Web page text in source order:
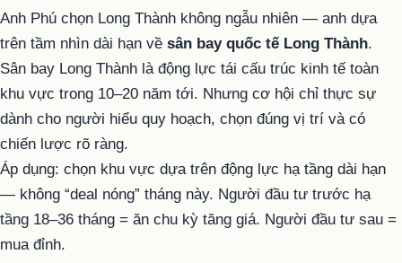
Anh Phú chọn Long Thành không ngẫu nhiên — anh dựa
trên tầm nhìn dài hạn về sân bay quốc tế Long Thành.
Sân bay Long Thành là động lực tái cấu trúc kinh tế toàn
khu vực trong 10–20 năm tới. Nhưng cơ hội chỉ thực sự
dành cho người hiểu quy hoạch, chọn đúng vị trí và có
chiến lược rõ ràng.
Áp dụng: chọn khu vực dựa trên động lực hạ tầng dài hạn
— không “deal nóng” tháng này. Người đầu tư trước hạ
tầng 18–36 tháng = ăn chu kỳ tăng giá. Người đầu tư sau =
mua đỉnh.